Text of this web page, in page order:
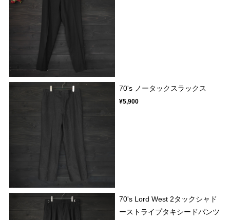
70's ノータックスラックス
¥5,900
70's Lord West 2タックシャド
ーストライプタキシードパンツ